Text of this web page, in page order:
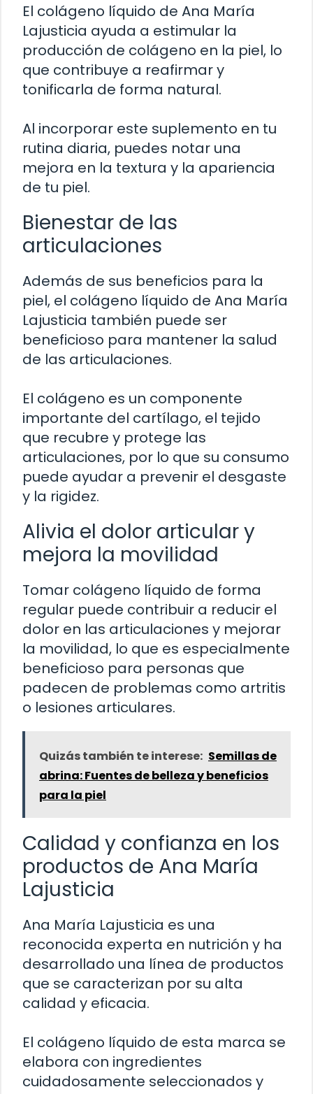
El colágeno líquido de Ana María
Lajusticia ayuda a estimular la
producción de colágeno en la piel, lo
que contribuye a reafirmar y
tonificarla de forma natural.
Al incorporar este suplemento en tu
rutina diaria, puedes notar una
mejora en la textura y la apariencia
de tu piel.
Bienestar de las
articulaciones
Además de sus beneficios para la
piel, el colágeno líquido de Ana María
Lajusticia también puede ser
beneficioso para mantener la salud
de las articulaciones.
El colágeno es un componente
importante del cartílago, el tejido
que recubre y protege las
articulaciones, por lo que su consumo
puede ayudar a prevenir el desgaste
y la rigidez.
Alivia el dolor articular y
mejora la movilidad
Tomar colágeno líquido de forma
regular puede contribuir a reducir el
dolor en las articulaciones y mejorar
la movilidad, lo que es especialmente
beneficioso para personas que
padecen de problemas como artritis
o lesiones articulares.
Quizás también te interese: Semillas de
abrina: Fuentes de belleza y beneficios
para la piel
Calidad y confianza en los
productos de Ana María
Lajusticia
Ana María Lajusticia es una
reconocida experta en nutrición y ha
desarrollado una línea de productos
que se caracterizan por su alta
calidad y eficacia.
El colágeno líquido de esta marca se
elabora con ingredientes
cuidadosamente seleccionados y